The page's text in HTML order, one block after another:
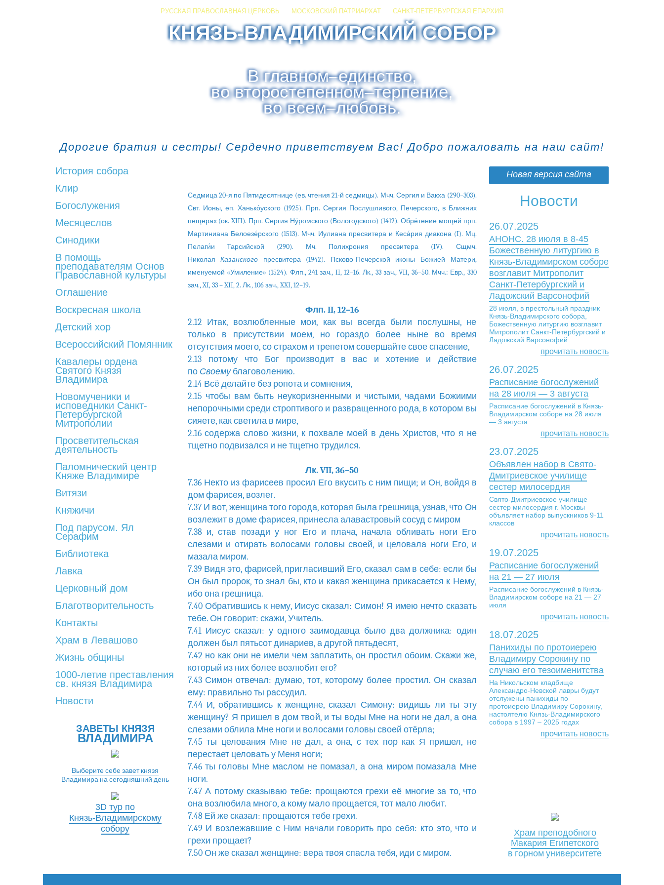
РУССКАЯ ПРАВОСЛАВНАЯ ЦЕРКОВЬ МОСКОВСКИЙ ПАТРИАРХАТ САНКТ-ПЕТЕРБУРГСКАЯ ЕПАРХИЯ
КНЯЗЬ-ВЛАДИМИРСКИЙ СОБОР
В главном–единство,
во второстепенном–терпение,
во всем–любовь.
Дорогие братия и сестры! Сердечно приветствуем Вас! Добро пожаловать на наш сайт!
История собора
Клир
Богослужения
Месяцеслов
Синодики
В помощь
преподавателям Основ
Православной культуры
Оглашение
Воскресная школа
Детский хор
Всероссийский Помянник
Кавалеры ордена
Святого Князя
Владимира
Новомученики и
исповедники Санкт-
Петербургской
Митрополии
Просветительская
деятельность
Паломнический центр
Княже Владимире
Витязи
Княжичи
Под парусом. Ял
Серафим
Библиотека
Лавка
Церковный дом
Благотворительность
Контакты
Храм в Левашово
Жизнь общины
1000-летие преставления
св. князя Владимира
Новости
ЗАВЕТЫ КНЯЗЯ
ВЛАДИМИРА
Выберите себе завет князя
Владимира на сегодняшний день
3D тур по
Князь-Владимирскому
собору
Седмица 20-я по Пятидесятнице (ев. чтения 21-й седмицы). Мчч. Сергия и Вакха (290–303).
Свт. Ионы, еп. Ханько́уского (1925). Прп. Сергия Послушливого, Печерского, в Ближних
пещерах (ок. XIII). Прп. Сергия Ну́ромского (Вологодского) (1412). Обре́тение мощей прп.
Мартиниана Белоезе́рского (1513). Мчч. Иулиана пресвитера и Кеса́рия диакона (I). Мц.
Пелаги́и Тарсийской (290). Мч. Полихрония пресвитера (IV). Сщмч.
НиколаяКазанского пресвитера (1942). Псково-Печерской иконы Божией Матери,
именуемой «Умиление» (1524). Флп., 241 зач., II, 12–16. Лк., 33 зач., VII, 36–50. Мчч.: Евр., 330
зач., XI, 33 – XII, 2. Лк., 106 зач., XXI, 12–19.
Флп. II, 12–16
2.12 Итак, возлюбленные мои, как вы всегда были послушны, не
только в присутствии моем, но гораздо более ныне во время
отсутствия моего, со страхом и трепетом совершайте свое спасение,
2.13 потому что Бог производит в вас и хотение и действие
по Своемублаговолению.
2.14 Всё делайте без ропота и сомнения,
2.15 чтобы вам быть неукоризненными и чистыми, чадами Божиими
непорочными среди строптивого и развращенного рода, в котором вы
сияете, как светила в мире,
2.16 содержа слово жизни, к похвале моей в день Христов, что я не
тщетно подвизался и не тщетно трудился.
Лк. VII, 36–50
7.36 Некто из фарисеев просил Его вкусить с ним пищи; и Он, войдя в
дом фарисея, возлег.
7.37 И вот, женщина того города, которая была грешница, узнав, что Он
возлежит в доме фарисея, принесла алавастровый сосуд с миром
7.38 и, став позади у ног Его и плача, начала обливать ноги Его
слезами и отирать волосами головы своей, и целовала ноги Его, и
мазала миром.
7.39 Видя это, фарисей, пригласивший Его, сказал сам в себе: если бы
Он был пророк, то знал бы, кто и какая женщина прикасается к Нему,
ибо она грешница.
7.40 Обратившись к нему, Иисус сказал: Симон! Я имею нечто сказать
тебе. Он говорит: скажи, Учитель.
7.41 Иисус сказал: у одного заимодавца было два должника: один
должен был пятьсот динариев, а другой пятьдесят,
7.42 но как они не имели чем заплатить, он простил обоим. Скажи же,
который из них более возлюбит его?
7.43 Симон отвечал: думаю, тот, которому более простил. Он сказал
ему: правильно ты рассудил.
7.44 И, обратившись к женщине, сказал Симону: видишь ли ты эту
женщину? Я пришел в дом твой, и ты воды Мне на ноги не дал, а она
слезами облила Мне ноги и волосами головы своей отёрла;
7.45 ты целования Мне не дал, а она, с тех пор как Я пришел, не
перестает целовать у Меня ноги;
7.46 ты головы Мне маслом не помазал, а она миром помазала Мне
ноги.
7.47 А потому сказываю тебе: прощаются грехи её многие за то, что
она возлюбила много, а кому мало прощается, тот мало любит.
7.48 Ей же сказал: прощаются тебе грехи.
7.49 И возлежавшие с Ним начали говорить про себя: кто это, что и
грехи прощает?
7.50 Он же сказал женщине: вера твоя спасла тебя, иди с миром.
Новая версия сайта
Новости
26.07.2025
АНОНС. 28 июля в 8-45
Божественную литургию в
Князь-Владимирском соборе
возглавит Митрополит
Санкт-Петербургский и
Ладожский Варсонофий
28 июля, в престольный праздник
Князь-Владимирского собора,
Божественную литургию возглавит
Митрополит Санкт-Петербургский и
Ладожский Варсонофий
прочитать новость
26.07.2025
Расписание богослужений
на 28 июля — 3 августа
Расписание богослужений в Князь-
Владимирском соборе на 28 июля
— 3 августа
прочитать новость
23.07.2025
Объявлен набор в Свято-
Дмитриевское училище
сестер милосердия
Свято-Дмитриевское училище
сестер милосердия г. Москвы
объявляет набор выпускников 9-11
классов
прочитать новость
19.07.2025
Расписание богослужений
на 21 — 27 июля
Расписание богослужений в Князь-
Владимирском соборе на 21 — 27
июля
прочитать новость
18.07.2025
Панихиды по протоиерею
Владимиру Сорокину по
случаю его тезоименитства
На Никольском кладбище
Александро-Невской лавры будут
отслужены панихиды по
протоиерею Владимиру Сорокину,
настоятелю Князь-Владимирского
собора в 1997 – 2025 годах
прочитать новость
Храм преподобного
Макария Египетского
в горном университете